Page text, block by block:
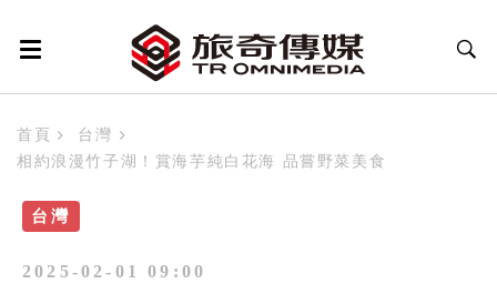
首頁
台灣
相約浪漫竹子湖！賞海芋純白花海 品嘗野菜美食
台灣
2025-02-01 09:00